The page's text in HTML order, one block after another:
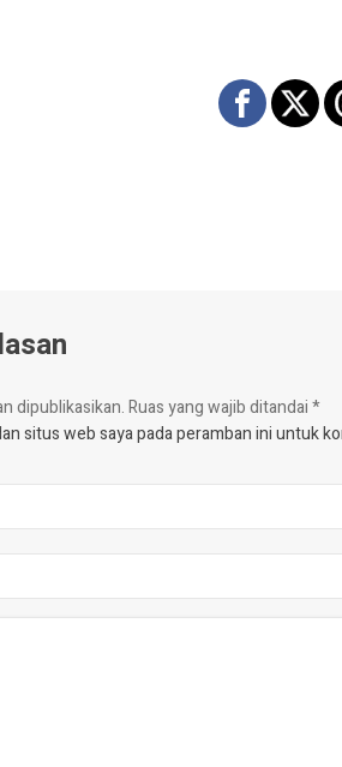
dipublikasikan.Ruas yang wajib ditandai*
situs web saya pada peramban ini untuk